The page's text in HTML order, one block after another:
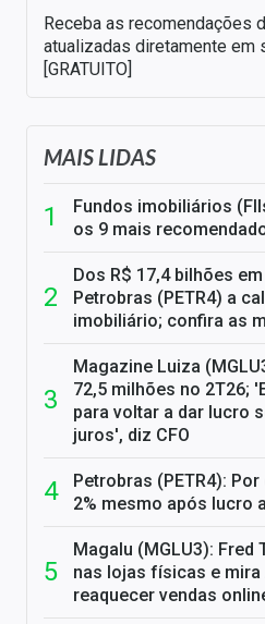
Receba as recomendações
atualizadas diretamente em
[GRATUITO]
MAIS LIDAS
Fundos imobiliários
os 9 mais
Dos R$ 17,4 bilhões
Petrobras (PETR4) a
imobiliário; confira as
Magazine Luiza
72,5 milhões no 2T26;
para voltar a dar lucro
juros', diz CFO
Petrobras (PETR4):
2% mesmo após lucro
Magalu (MGLU3): Fred
nas lojas físicas e mira
reaquecer vendas